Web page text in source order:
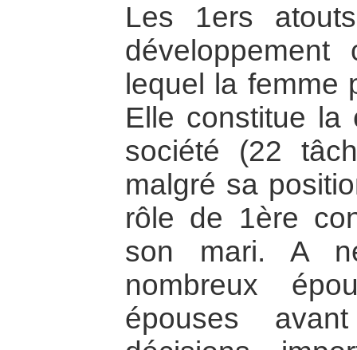
Les 1ers
développement
lequel la femme
Elle constitue
société (22
malgré sa
rôle de 1ère
son mari. A
nombreux
épouses